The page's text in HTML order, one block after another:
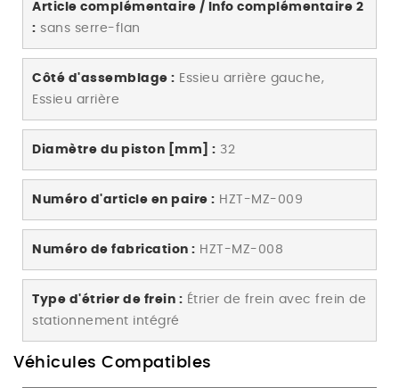
Article complémentaire / Info complémentaire 2
: sans serre-flan
Côté d'assemblage : Essieu arrière gauche,
Essieu arrière
Diamètre du piston [mm] : 32
Numéro d'article en paire : HZT-MZ-009
Numéro de fabrication : HZT-MZ-008
Type d'étrier de frein : Étrier de frein avec frein de
stationnement intégré
Véhicules Compatibles